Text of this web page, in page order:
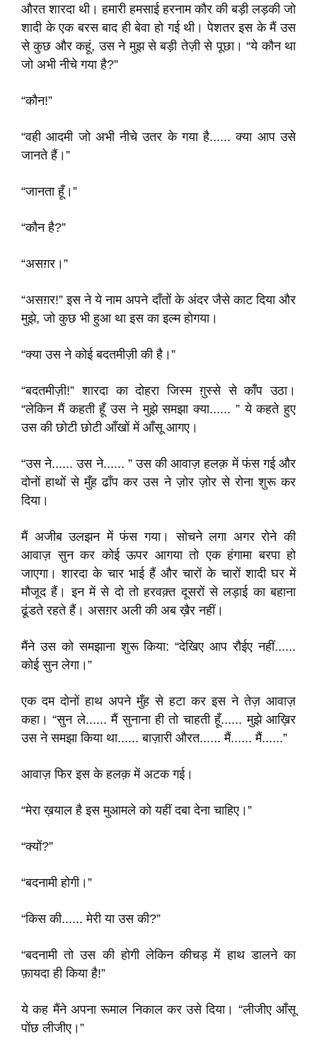
औरत शारदा थी। हमारी हमसाई हरनाम कौर की बड़ी लड़की जो
शादी के एक बरस बाद ही बेवा हो गई थी। पेशतर इस के मैं उस
से कुछ और कहूं, उस ने मुझ से बड़ी तेज़ी से पूछा। “ये कौन था
जो अभी नीचे गया है?”
“कौन!”
“वही आदमी जो अभी नीचे उतर के गया है...... क्या आप उसे
जानते हैं।”
“जानता हूँ।”
“कौन है?”
“असग़र।”
“असग़र!” इस ने ये नाम अपने दाँतों के अंदर जैसे काट दिया और
मुझे, जो कुछ भी हुआ था इस का इल्म होगया।
“क्या उस ने कोई बदतमीज़ी की है।”
“बदतमीज़ी!” शारदा का दोहरा जिस्म ग़ुस्से से काँप उठा।
“लेकिन मैं कहती हूँ उस ने मुझे समझा क्या...... ” ये कहते हुए
उस की छोटी छोटी आँखों में आँसू आगए।
“उस ने...... उस ने...... ” उस की आवाज़ हलक़ में फंस गई और
दोनों हाथों से मुँह ढाँप कर उस ने ज़ोर ज़ोर से रोना शुरू कर
दिया।
मैं अजीब उलझन में फंस गया। सोचने लगा अगर रोने की
आवाज़ सुन कर कोई ऊपर आगया तो एक हंगामा बरपा हो
जाएगा। शारदा के चार भाई हैं और चारों के चारों शादी घर में
मौजूद हैं। इन में से दो तो हरवक़्त दूसरों से लड़ाई का बहाना
ढूंडते रहते हैं। असग़र अली की अब ख़ैर नहीं।
मैंने उस को समझाना शुरू किया: “देखिए आप रौईए नहीं......
कोई सुन लेगा।”
एक दम दोनों हाथ अपने मुँह से हटा कर इस ने तेज़ आवाज़
कहा। “सुन ले...... मैं सुनाना ही तो चाहती हूँ...... मुझे आख़िर
उस ने समझा किया था...... बाज़ारी औरत...... मैं...... मैं......”
आवाज़ फिर इस के हलक़ में अटक गई।
“मेरा ख़याल है इस मुआमले को यहीं दबा देना चाहिए।”
“क्यों?”
“बदनामी होगी।”
“किस की...... मेरी या उस की?”
“बदनामी तो उस की होगी लेकिन कीचड़ में हाथ डालने का
फ़ायदा ही किया है!”
ये कह मैंने अपना रूमाल निकाल कर उसे दिया। “लीजीए आँसू
पोंछ लीजीए।”